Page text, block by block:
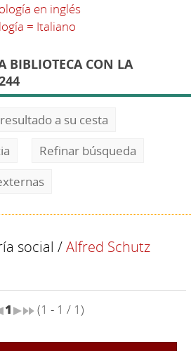
en inglés
= Italiano
BIBLIOTECA CON LA
a su cesta
Refinar búsqueda
social /Alfred Schutz
1 (1 - 1 / 1)